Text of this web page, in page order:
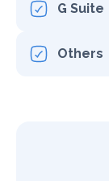
G Suite
Others